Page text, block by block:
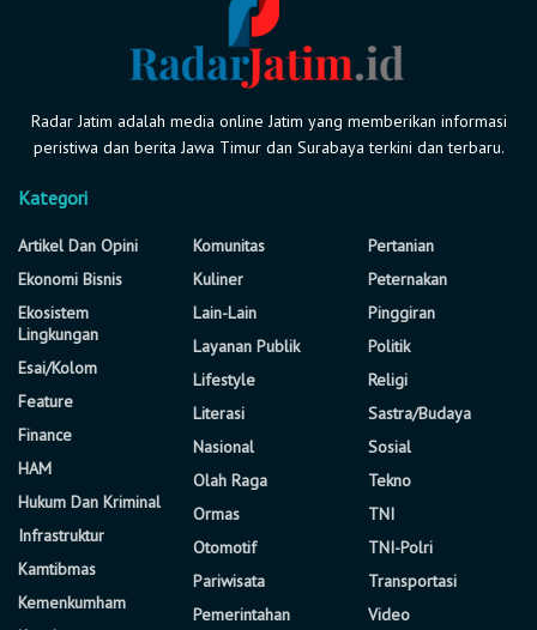
Radar Jatim adalah media online Jatim yang memberikan informasi
peristiwa dan berita Jawa Timur dan Surabaya terkini dan terbaru.
Kategori
Artikel Dan Opini
Ekonomi Bisnis
Ekosistem
Lingkungan
Esai/Kolom
Feature
Finance
HAM
Hukum Dan Kriminal
Infrastruktur
Kamtibmas
Kemenkumham
Komunitas
Kuliner
Lain-Lain
Layanan Publik
Lifestyle
Literasi
Nasional
Olah Raga
Ormas
Otomotif
Pariwisata
Pemerintahan
Pertanian
Peternakan
Pinggiran
Politik
Religi
Sastra/Budaya
Sosial
Tekno
TNI
TNI-Polri
Transportasi
Video